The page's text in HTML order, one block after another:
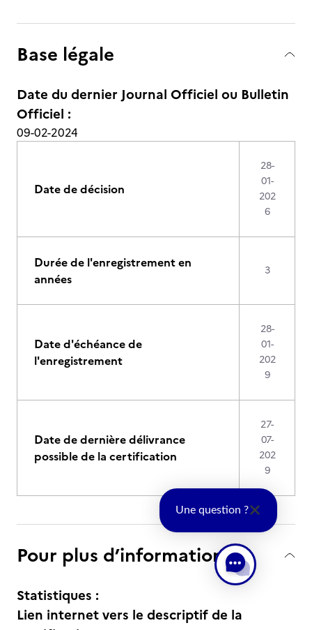
Base légale
Date du dernier Journal Officiel ou Bulletin
Officiel :
09-02-2024
Date de décision
28-
01-
202
6
Durée de l'enregistrement en
années
3
Date d'échéance de
l'enregistrement
28-
01-
202
9
Date de dernière délivrance
possible de la certification
27-
07-
202
9
Pour plus d’informations
Statistiques :
Lien internet vers le descriptif de la
Une question ?